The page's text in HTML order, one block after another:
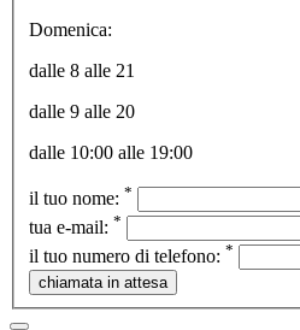
Domenica:
dalle 8 alle 21
dalle 9 alle 20
dalle 10:00 alle 19:00
il tuo nome: *
tua e-mail: *
il tuo numero di telefono: *